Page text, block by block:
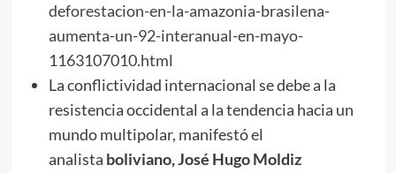
deforestacion-en-la-amazonia-brasilena-
aumenta-un-92-interanual-en-mayo-
1163107010.html
La conflictividad internacional se debe a la
resistencia occidental a la tendencia hacia un
mundo multipolar, manifestó el
analista boliviano,José Hugo Moldiz